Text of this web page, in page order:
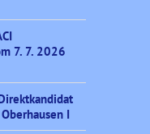
7. 7. 2026
I